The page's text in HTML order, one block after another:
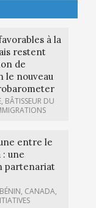
à la
restent
de
le nouveau
, BÂTISSEUR DU
entre le
: une
partenariat
BÉNIN, CANADA,